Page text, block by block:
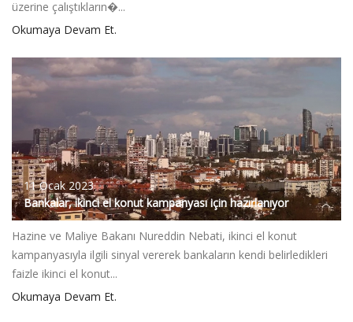
üzerine çalıştıkların�...
Okumaya Devam Et.
11 Ocak 2023
Bankalar, ikinci el konut kampanyası için hazırlanıyor
Hazine ve Maliye Bakanı Nureddin Nebati, ikinci el konut
kampanyasıyla ilgili sinyal vererek bankaların kendi belirledikleri
faizle ikinci el konut...
Okumaya Devam Et.